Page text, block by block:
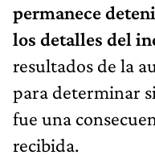
permanece
los detalles del
resultados de la
para determinar
fue una
recibida.